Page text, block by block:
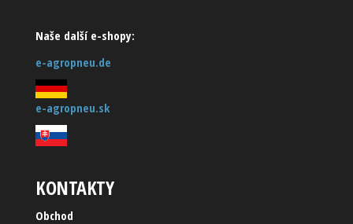
Naše další e-shopy:
e-agropneu.de
e-agropneu.sk
KONTAKTY
Obchod